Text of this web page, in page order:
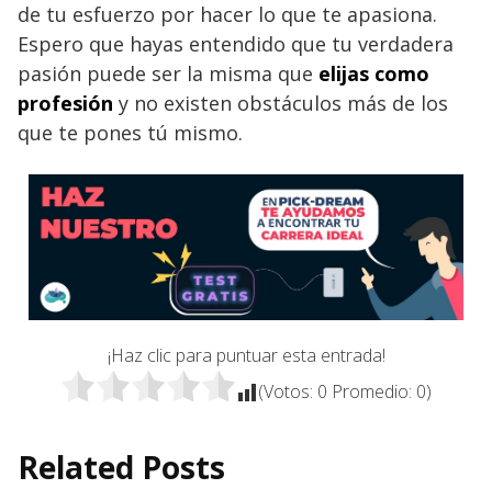
de tu esfuerzo por hacer lo que te apasiona.
Espero que hayas entendido que tu verdadera
pasión puede ser la misma que elijas como
profesión y no existen obstáculos más de los
que te pones tú mismo.
¡Haz clic para puntuar esta entrada!
(Votos: 0 Promedio: 0)
Related Posts